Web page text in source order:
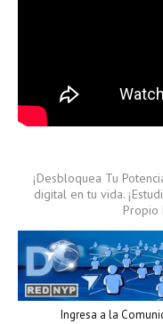
¡Desbloquea Tu
digital en tu vida.
Propio
Ingresa a la